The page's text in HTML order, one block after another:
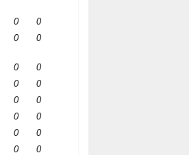
0
0
0 0
0
0
0
0
0
0
0
0
0
0
0
0